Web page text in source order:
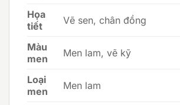
Họa
tiết
Vẽ sen, chân đồng
Màu
men
Men lam, vẽ kỹ
Loại
men
Men lam